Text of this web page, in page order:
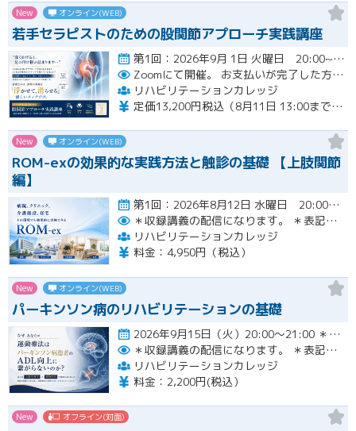
New オンライン(WEB)
若手セラピストのための股関節アプローチ実践講座
第1回：2026年9月 1日 火曜日 20:00~21:00 第2回：2026年9月15日 火曜日 20:00~2…開催
Zoomにて開催。
お支払いが完了した方のみzoomのリンクと資料が確認できるシステムとなっております。お支払いが確認できない場合は【自動キャンセル】となります。
リハビリテーションカレッジ
定価13,200円税込（8月11日 13:00までのお申し込みにて3,300円オフでご受講いただけます）
New オンライン(WEB)
ROM-exの効果的な実践方法と触診の基礎 【上肢関節
編】
第1回：2026年8月12日 水曜日 20:00~21:00 第2回：2026年8月19日 水曜日 20:00~21…開催
＊収録講義の配信になります。
＊表記された日時に限定して配信します。
リハビリテーションカレッジ
料金：4,950円（税込）
New オンライン(WEB)
パーキンソン病のリハビリテーションの基礎
2026年9月15日（火）20:00〜21:00 ＊収録講義の配信になります。 ＊表記された日時に限定して…開催
＊収録講義の配信になります。
＊表記された日時に限定して配信します。
リハビリテーションカレッジ
料金：2,200円(税込）
New オフライン(対面)